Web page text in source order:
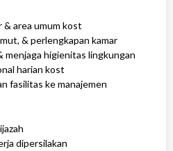
& area umum kost
& perlengkapan kamar
menjaga higienitas lingkungan
harian kost
fasilitas ke manajemen
dipersilakan